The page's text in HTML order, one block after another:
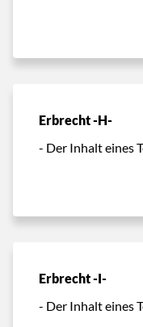
Erbrecht -H-
- Der Inhalt eines
Erbrecht -I-
- Der Inhalt eines